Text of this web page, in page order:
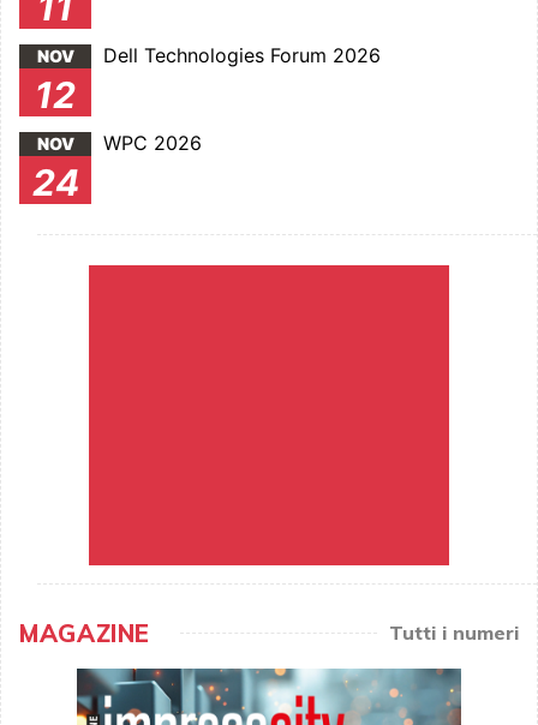
NOV
12
Dell Technologies Forum 2026
NOV
24
WPC 2026
MAGAZINE Tutti i numeri